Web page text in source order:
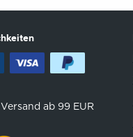
ab 99 EUR